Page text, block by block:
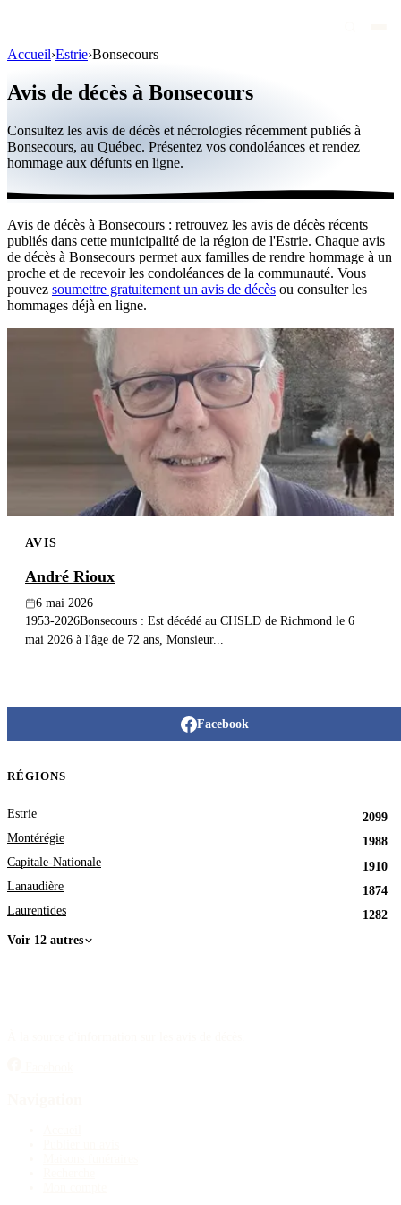
Personnalités publiques
Québec
Canada
International
Par région
Par ville
Maisons funéraires
Publier un avis
Accueil›Estrie›Bonsecours
Avis de décès à Bonsecours
Consultez les avis de décès et nécrologies récemment publiés à
Bonsecours, au Québec. Présentez vos condoléances et rendez
hommage aux défunts en ligne.
Avis de décès à Bonsecours : retrouvez les avis de décès récents
publiés dans cette municipalité de la région de l'Estrie. Chaque avis
de décès à Bonsecours permet aux familles de rendre hommage à un
proche et de recevoir les condoléances de la communauté. Vous
pouvez soumettre gratuitement un avis de décès ou consulter les
hommages déjà en ligne.
AVIS
André Rioux
6 mai 2026
1953-2026Bonsecours : Est décédé au CHSLD de Richmond le 6
mai 2026 à l'âge de 72 ans, Monsieur...
Facebook
RÉGIONS
Estrie
2099
Montérégie
1988
Capitale-Nationale
1910
Lanaudière
1874
Laurentides
1282
Voir 12 autres